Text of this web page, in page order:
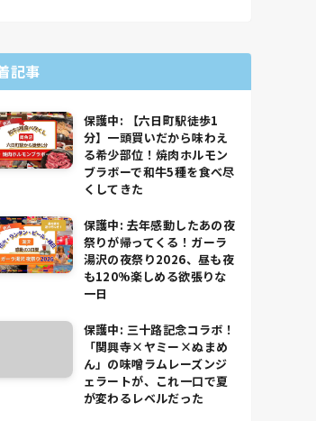
記事
保護中: 【六日町駅徒歩1
分】一頭買いだから味わえ
る希少部位！焼肉ホルモン
ブラボーで和牛5種を食べ尽
くしてきた
保護中: 去年感動したあの夜
祭りが帰ってくる！ガーラ
湯沢の夜祭り2026、昼も夜
も120%楽しめる欲張りな
一日
保護中: 三十路記念コラボ！
「関興寺×ヤミー×ぬまめ
ん」の味噌ラムレーズンジ
ェラートが、これ一口で夏
が変わるレベルだった